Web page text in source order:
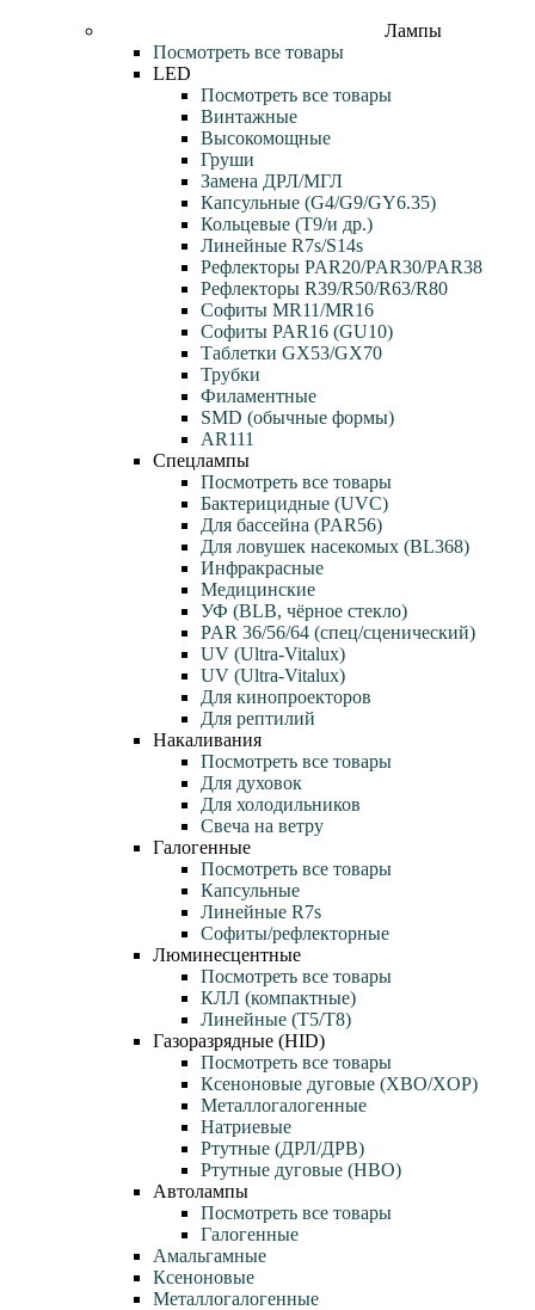
Лампы
Посмотреть все товары
LED
Посмотреть все товары
Винтажные
Высокомощные
Груши
Замена ДРЛ/МГЛ
Капсульные (G4/G9/GY6.35)
Кольцевые (T9/и др.)
Линейные R7s/S14s
Рефлекторы PAR20/PAR30/PAR38
Рефлекторы R39/R50/R63/R80
Софиты MR11/MR16
Софиты PAR16 (GU10)
Таблетки GX53/GX70
Трубки
Филаментные
SMD (обычные формы)
AR111
Спецлампы
Посмотреть все товары
Бактерицидные (UVC)
Для бассейна (PAR56)
Для ловушек насекомых (BL368)
Инфракрасные
Медицинские
УФ (BLB, чёрное стекло)
PAR 36/56/64 (спец/сценический)
UV (Ultra‑Vitalux)
UV (Ultra-Vitalux)
Для кинопроекторов
Для рептилий
Накаливания
Посмотреть все товары
Для духовок
Для холодильников
Свеча на ветру
Галогенные
Посмотреть все товары
Капсульные
Линейные R7s
Софиты/рефлекторные
Люминесцентные
Посмотреть все товары
КЛЛ (компактные)
Линейные (T5/T8)
Газоразрядные (HID)
Посмотреть все товары
Ксеноновые дуговые (XBO/XOP)
Металлогалогенные
Натриевые
Ртутные (ДРЛ/ДРВ)
Ртутные дуговые (HBO)
Автолампы
Посмотреть все товары
Галогенные
Амальгамные
Ксеноновые
Металлогалогенные